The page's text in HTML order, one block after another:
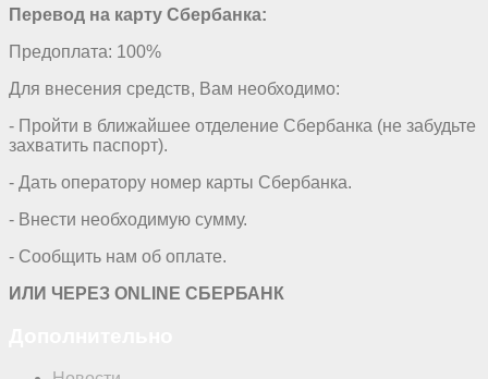
Перевод на карту Сбербанка:
Предоплата: 100%
Для внесения средств, Вам необходимо:
- Пройти в ближайшее отделение Сбербанка (не забудьте
захватить паспорт).
- Дать оператору номер карты Сбербанка.
- Внести необходимую сумму.
- Сообщить нам об оплате.
ИЛИ ЧЕРЕЗ ONLINE СБЕРБАНК